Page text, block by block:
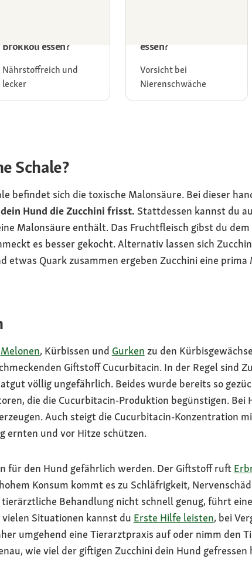
Brokkoli essen?
Nährstoffreich und
lecker
essen?
Vorsicht bei
Nierenschwäche
Schale?
befindet sich die toxische Malonsäure. Bei dieser
Hund die Zucchini frisst. Stattdessen kannst du
Malonsäure enthält. Das Fruchtfleisch gibst du
es besser gekocht. Alternativ lassen sich
etwas Quark zusammen ergeben Zucchini eine
Melonen, Kürbissen und Gurken zu den
Giftstoff Cucurbitacin. In der Regel sind
völlig ungefährlich. Beides wurde bereits so
die die Cucurbitacin-Produktion begünstigen.
Auch steigt die Cucurbitacin-Konzentration
ernten und vor Hitze schützen.
für den Hund gefährlich werden. Der Giftstoff ruft
Konsum kommt es zu Schläfrigkeit,
Behandlung nicht schnell genug, führt
vielen Situationen kannst du Erste Hilfe leisten, bei
umgehend eine Tierarztpraxis auf oder nimm den
wie viel der giftigen Zucchini dein Hund